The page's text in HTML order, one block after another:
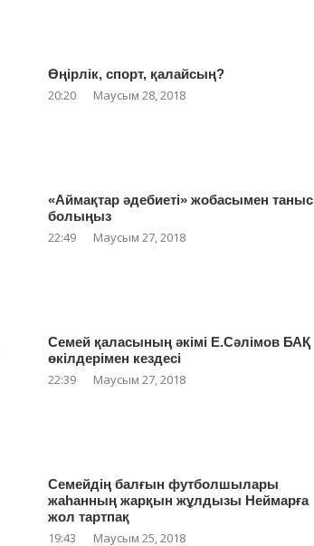
Өңірлік, спорт, қалайсың?
20:20 Маусым 28, 2018
«Аймақтар әдебиеті» жобасымен таныс
болыңыз
22:49 Маусым 27, 2018
Семей қаласының әкімі Е.Сәлімов БАҚ
өкілдерімен кездесі
22:39 Маусым 27, 2018
Семейдің балғын футболшылары
жаһанның жарқын жұлдызы Неймарға
жол тартпақ
19:43 Маусым 25, 2018